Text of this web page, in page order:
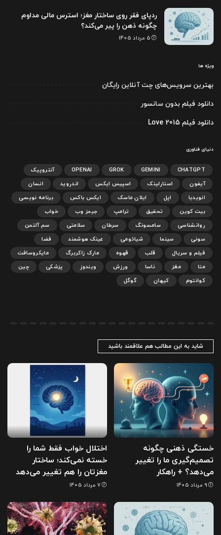
ردپای فقر روی ساختار مغز؛ استرس مالی مداوم
چگونه ذهن را پیر می‌کند؟
5 مرداد 1405
ویژه ها
بهترین سرویس‌های چت آنلاین رایگان
دانلود فیلم بدون سانسور
دانلود فیلم Love 2015
دنیای فناوری
CHATGPT
GEMINI
GROK
OPENAI
آنتروپیک
آیفون
استارلینک اسپیس ایکس اندروید
انسان
انویدیا
اپل ایلان ماسک ایکس باکس
برنامه نویسی
بیت کوین
تحقیق ترامپ جیمز وب
خواب
روانشناسی
سامسونگ سرطان سلامتی
سم آلتمن
سونی
سینما شیائومی عینک هوشمند
فضا
فیلم و سریال
قلب قهوه مارک زاکربرگ
مایکروسافت
متا
مغز ناسا ورزش ویندوز پزشکی
چین
کوانتوم
کیهان گوگل
شاید به این مطالب هم علاقمند باشید
خستگی ذهنی چگونه
تصمیم‌گیری ما را تغییر
می‌دهد؟ + راهکار
9 مرداد 1405
اختلال خواب فقط شما را
خسته نمی‌کند؛ ساختار
مغزتان را هم تغییر می‌دهد
7 مرداد 1405